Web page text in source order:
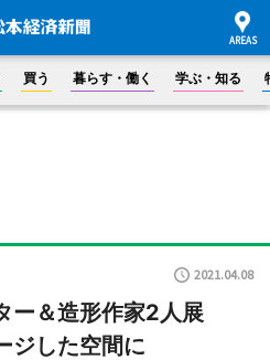
買う 暮らす・働く 学ぶ・知る
2021.04.08
ー＆造形作家2人展
ジした空間に